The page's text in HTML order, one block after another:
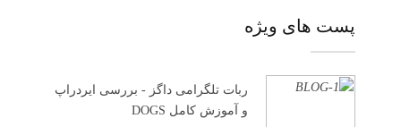
پست های ویژه
ربات تلگرامی داگز - بررسی ایردراپ
و آموزش کامل DOGS